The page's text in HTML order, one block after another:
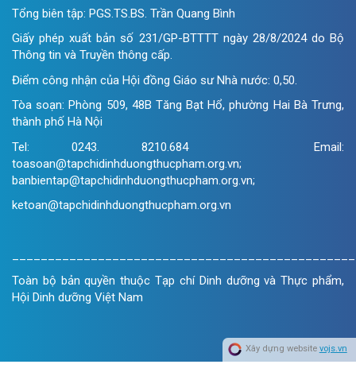
Tổng biên tập: PGS.TS.BS. Trần Quang Bình
Giấy phép xuất bản số 231/GP-BTTTT ngày 28/8/2024 do Bộ
Thông tin và Truyền thông cấp.
Điểm công nhận của Hội đồng Giáo sư Nhà nước: 0,50.
Tòa soạn: Phòng 509, 48B Tăng Bạt Hổ, phường Hai Bà Trưng,
thành phố Hà Nội
Tel: 0243. 8210.684 Email:
toasoan@tapchidinhduongthucpham.org.vn;
banbientap@tapchidinhduongthucpham.org.vn;
ketoan@tapchidinhduongthucpham.org.vn
Toàn bộ bản quyền thuộc Tạp chí Dinh dưỡng và Thực phẩm,
Hội Dinh dưỡng Việt Nam